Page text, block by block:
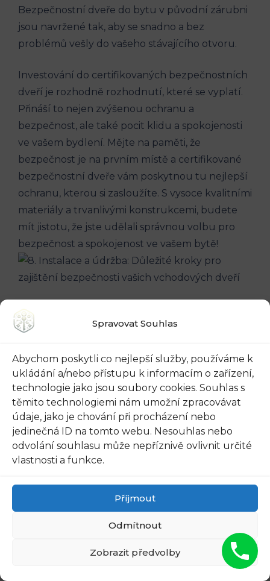
Spravovat Souhlas
Abychom poskytli co nejlepší služby, používáme k
ukládání a/nebo přístupu k informacím o zařízení,
technologie jako jsou soubory cookies. Souhlas s
těmito technologiemi nám umožní zpracovávat
údaje, jako je chování při procházení nebo
jedinečná ID na tomto webu. Nesouhlas nebo
odvolání souhlasu může nepříznivě ovlivnit určité
vlastnosti a funkce.
Příjmout
Odmítnout
Zobrazit předvolby
Bezpečnostní dveře do bytu v‍ původní zárubni
jsou⁤ navržené tak, aby se snadno a bez
‍problémů ‌vešly do vašeho stávajícího otvoru.
Investování do certifikovaných bezpečnostních
dveří je rozhodně rozhodnutí,⁣ které se vyplatí.
Přináší to nejen zvýšenou ⁣ochranu a
bezpečnost, ale také pocit klidu a ⁣spokojenosti
ve vašem bydlení. Mějte na paměti, ‍že
bezpečnost je na prvním místě a certifikované‍
bezpečnostní dveře vám poskytnou ⁤tu nejlepší
ochranu, kterou⁣ si zasloužíte. S vysoce kvalitními⁣
materiály a trvanlivými konstrukcemi, budete
mít jistotu, že jste udělali správnou volbu pro
‌bezpečnost a spokojenost ve vašem bytě!
8. ⁣Instalace‌ a údržba:
zajištění bezpečnosti
vašich vchodových ⁣dveří
Po úspěšné instalaci vašich ‍nových​
bezpečnostních​ vchodových dveří je důležité
provést několik kroků, abyste‍ zajistili jejich
rady​ vám pomohou udržet⁢ vaše dveře v
optimálním stavu a zvýšit jejich bezpečnost:
Pravidelné čištění: Prach, nečistoty a špína
se mohou usazovat na‍ povrchu vašich